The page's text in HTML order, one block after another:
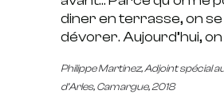
diner en terrasse, on
dévorer. Aujourd’hui,
Philippe Martinez, Adjoint spécial
d’Arles, Camargue, 2018